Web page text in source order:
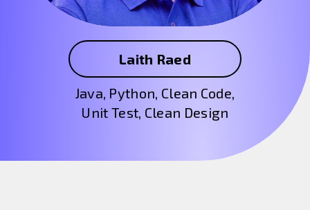
Laith Raed
Java, Python, Clean Code,
Unit Test, Clean Design